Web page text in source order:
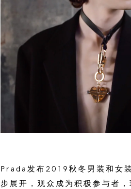
Prada发布2019秋冬男装和女
步展开，观众成为积极参与者